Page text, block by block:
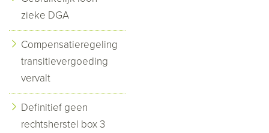
zieke DGA
Compensatieregeling
transitievergoeding
vervalt
Definitief geen
rechtsherstel box 3